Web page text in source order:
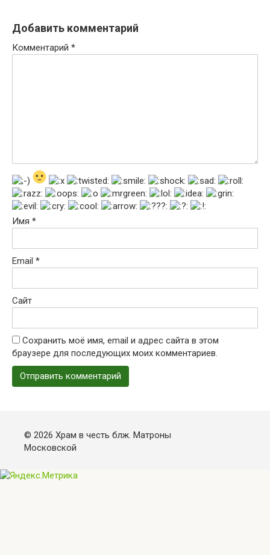
Добавить комментарий
Комментарий *
Имя *
Email *
Сайт
Сохранить моё имя, email и адрес сайта в этом
браузере для последующих моих комментариев.
© 2026 Храм в честь блж. Матроны
Московской